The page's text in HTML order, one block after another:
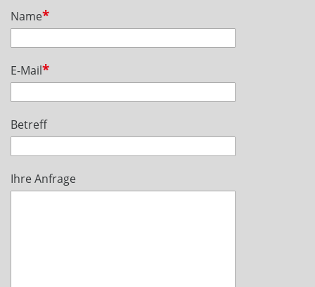
Name
E-Mail
Betreff
Ihre Anfrage